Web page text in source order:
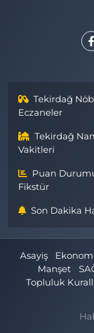
Tekirdağ
Eczaneler
Tekirdağ
Vakitleri
Puan
Fikstür
Son Dakika
Asayiş
Manşet
Topluluk